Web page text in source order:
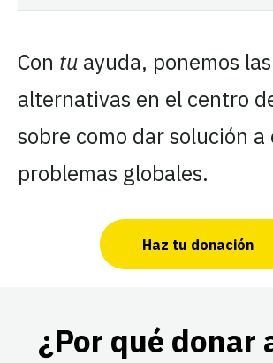
Con tu ayuda, ponemos
alternativas en el centro
sobre como dar solución a
problemas globales.
Haz tu donación
¿Por qué donar